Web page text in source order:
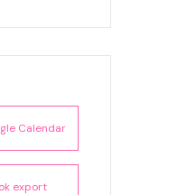
Calendar
export